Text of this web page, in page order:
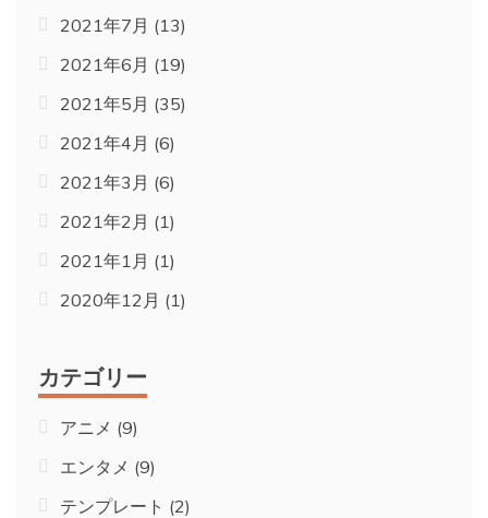
2021年7月 (13)
2021年6月 (19)
2021年5月 (35)
2021年4月 (6)
2021年3月 (6)
2021年2月 (1)
2021年1月 (1)
2020年12月 (1)
カテゴリー
アニメ (9)
エンタメ (9)
テンプレート (2)